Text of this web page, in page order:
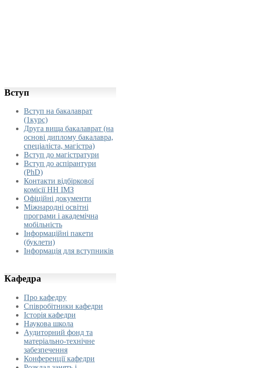
Вступ
Вступ на бакалаврат
(1курс)
Друга вища бакалаврат (на
основі диплому бакалавра,
спеціаліста, магістра)
Вступ до магістратури
Вступ до аспірантури
(PhD)
Контакти відбіркової
комісії НН ІМЗ
Офіційні документи
Міжнародні освітні
програми і академічна
мобільність
Інформаційні пакети
(буклети)
Інформація для вступників
Кафедра
Про кафедру
Співробітники кафедри
Історія кафедри
Наукова школа
Аудиторний фонд та
матеріально-технічне
забезпечення
Конференції кафедри